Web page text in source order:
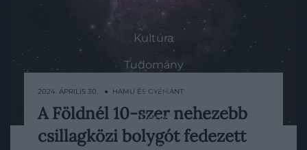
A csillagközi bolygókat alapvetően nem
egyszerű észrevenni, a NASA egyik
2024. ÁPRILIS 30. ● HAMU ÉS GYÉMÁNT
A Földnél 10-szer nehezebb
csillagközi bolygót fedezett
ROVATOK
Kultúra
Tudomány
Utazás
Pénz
Gasztronómia